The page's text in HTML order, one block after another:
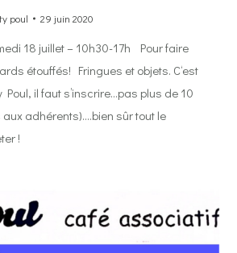
ty poul 29 juin 2020
18 juillet – 10h30-17h Pour faire
étouffés! Fringues et objets. C‘est
Poul, il faut s’inscrire…pas plus de 10
adhérents)….bien sûr tout le
!